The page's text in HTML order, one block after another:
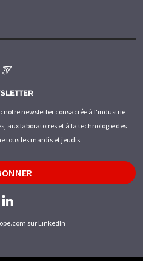
newsletter consacrée à l'industrie
aux laboratoires et à la technologie des
tous les mardis et jeudis.
sur LinkedIn